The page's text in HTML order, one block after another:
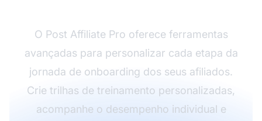
O Post Affiliate Pro oferece ferramentas
avançadas para personalizar cada etapa da
jornada de onboarding dos seus afiliados.
Crie trilhas de treinamento personalizadas,
acompanhe o desempenho individual e